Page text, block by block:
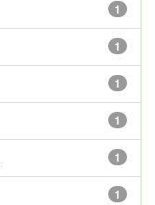
1
1
1
1
1
1